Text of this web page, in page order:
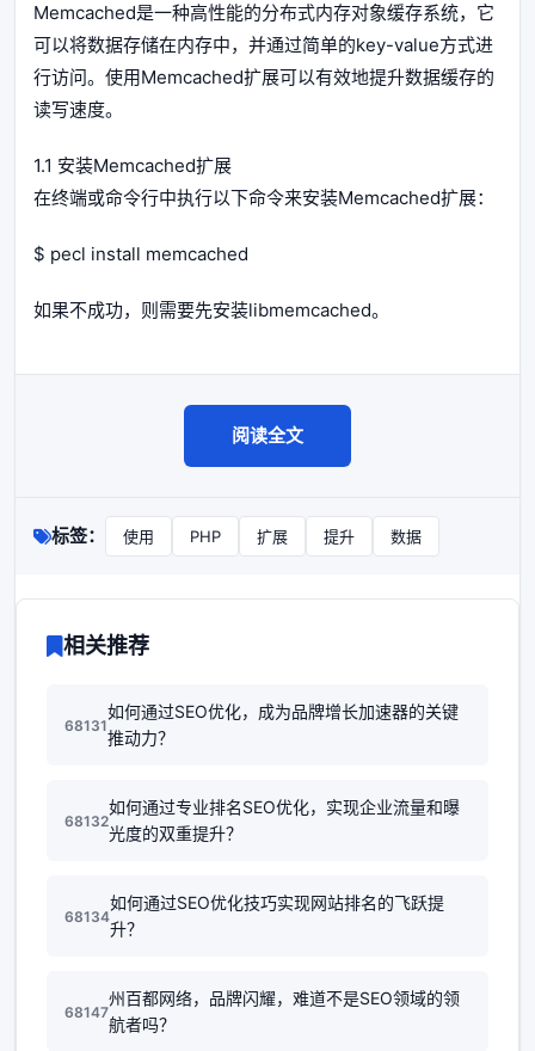
Memcached是一种高性能的分布式内存对象缓存系统，它
可以将数据存储在内存中，并通过简单的key-value方式进
行访问。使用Memcached扩展可以有效地提升数据缓存的
读写速度。
1.1 安装Memcached扩展
在终端或命令行中执行以下命令来安装Memcached扩展：
$ pecl install memcached
如果不成功，则需要先安装libmemcached。
阅读全文
标签： 使用 PHP 扩展 提升 数据
相关推荐
68131
如何通过SEO优化，成为品牌增长加速器的关键
推动力？
68132
如何通过专业排名SEO优化，实现企业流量和曝
光度的双重提升？
68134
如何通过SEO优化技巧实现网站排名的飞跃提
升？
68147
州百都网络，品牌闪耀，难道不是SEO领域的领
航者吗？